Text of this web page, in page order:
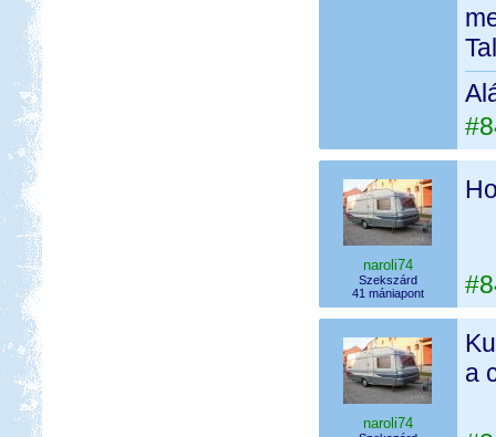
naroli74
Szekszárd
41 mániapont
naroli74
a